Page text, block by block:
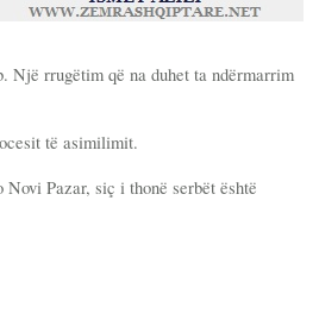
Një rrugëtim që na duhet ta ndërmarrim
të asimilimit.
Pazar, siç i thonë serbët është